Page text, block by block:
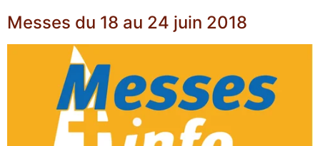
Messes du 18 au 24 juin 2018